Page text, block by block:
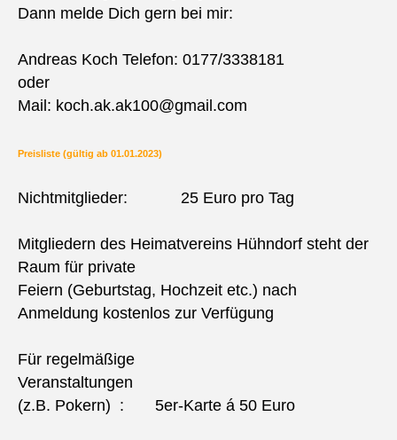
Dann melde Dich gern bei mir:
Andreas Koch Telefon: 0177/3338181
oder
Mail: koch.ak.ak100@gmail.com
Preisliste (gültig ab 01.01.2023)
Nichtmitglieder: 25 Euro pro Tag
Mitgliedern des Heimatvereins Hühndorf steht der
Raum für private
Feiern (Geburtstag, Hochzeit etc.) nach
Anmeldung kostenlos zur Verfügung
Für regelmäßige
Veranstaltungen
(z.B. Pokern) : 5er-Karte á 50 Euro